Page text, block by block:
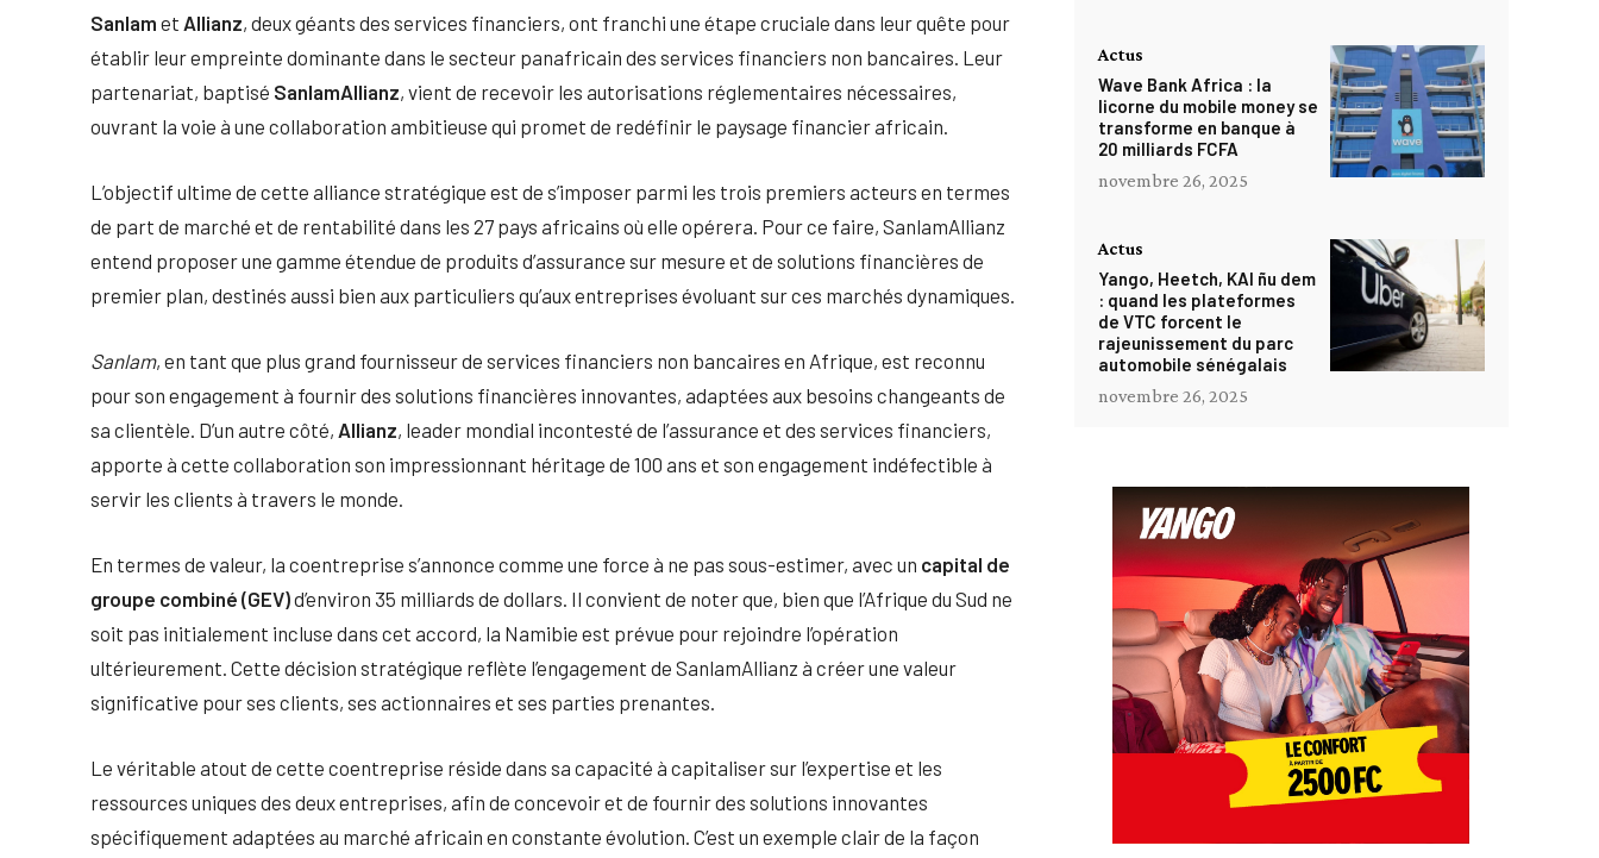
Sanlam et Allianz, deux géants des services financiers, ont franchi une étape cruciale dans leur quête pour
établir leur empreinte dominante dans le secteur panafricain des services financiers non bancaires. Leur
partenariat, baptisé SanlamAllianz, vient de recevoir les autorisations réglementaires nécessaires,
ouvrant la voie à une collaboration ambitieuse qui promet de redéfinir le paysage financier africain.
L’objectif ultime de cette alliance stratégique est de s’imposer parmi les trois premiers acteurs en termes
de part de marché et de rentabilité dans les 27 pays africains où elle opérera. Pour ce faire, SanlamAllianz
entend proposer une gamme étendue de produits d’assurance sur mesure et de solutions financières de
premier plan, destinés aussi bien aux particuliers qu’aux entreprises évoluant sur ces marchés dynamiques.
Sanlam, en tant que plus grand fournisseur de services financiers non bancaires en Afrique, est reconnu
pour son engagement à fournir des solutions financières innovantes, adaptées aux besoins changeants de
sa clientèle. D’un autre côté, Allianz, leader mondial incontesté de l’assurance et des services financiers,
apporte à cette collaboration son impressionnant héritage de 100 ans et son engagement indéfectible à
servir les clients à travers le monde.
En termes de valeur, la coentreprise s’annonce comme une force à ne pas sous-estimer, avec un capital de
groupe combiné (GEV)d’environ 35 milliards de dollars. Il convient de noter que, bien que l’Afrique du Sud ne
soit pas initialement incluse dans cet accord, la Namibie est prévue pour rejoindre l’opération
ultérieurement. Cette décision stratégique reflète l’engagement de SanlamAllianz à créer une valeur
significative pour ses clients, ses actionnaires et ses parties prenantes.
Le véritable atout de cette coentreprise réside dans sa capacité à capitaliser sur l’expertise et les
ressources uniques des deux entreprises, afin de concevoir et de fournir des solutions innovantes
spécifiquement adaptées au marché africain en constante évolution. C’est un exemple clair de la façon
Actus
Wave Bank Africa : la
licorne du mobile money se
transforme en banque à
20 milliards FCFA
novembre 26, 2025
Actus
Yango, Heetch, KAI ñu dem
: quand les plateformes
de VTC forcent le
rajeunissement du parc
automobile sénégalais
novembre 26, 2025